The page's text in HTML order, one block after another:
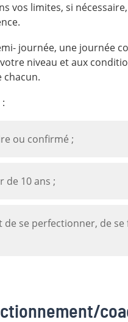
vos limites, si
journée, une journée
niveau et aux
chacun.
ou confirmé ;
de 10 ans ;
de se perfectionner, de